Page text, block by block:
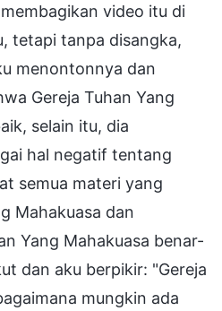
video itu di
tetapi tanpa disangka,
menontonnya dan
Gereja Tuhan Yang
selain itu, dia
hal negatif tentang
semua materi yang
Mahakuasa dan
Yang Mahakuasa benar-
dan aku berpikir: "Gereja
mungkin ada